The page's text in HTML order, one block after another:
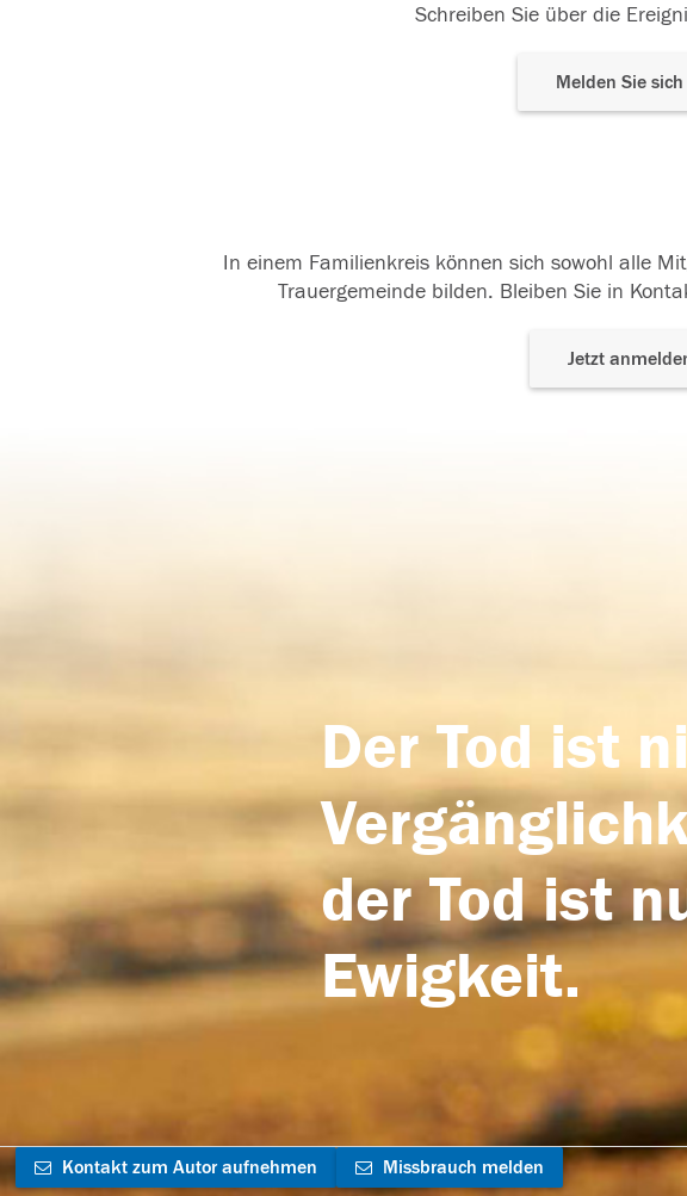
Schreiben Sie über die
Melden Sie
In einem Familienkreis können sich sowohl alle
Trauergemeinde bilden. Bleiben Sie in
Jetzt
Der Tod ist
der Tod ist
Ewigkeit.
Kontakt zum Autor aufnehmen Missbrauch melden